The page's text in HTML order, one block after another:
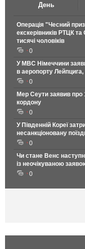
День
Операція "Чесний
екскерівників РТЦК
тисячі чоловіків
0
У МВС Німеччини
в аеропорту Лейпцига,
0
Мер Сеути заявив про
кордону
0
У Південній Кореї
несанкціоновану
0
Чи стане Венс
із неочікуваною
0